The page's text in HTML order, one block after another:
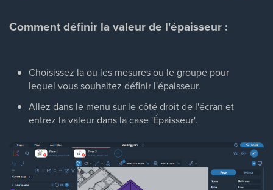
Comment définir la valeur de l'épaisseur :
Choisissez la ou les mesures ou le groupe pour
lequel vous souhaitez définir l'épaisseur.
Allez dans le menu sur le côté droit de l'écran et
entrez la valeur dans la case 'Épaisseur'.